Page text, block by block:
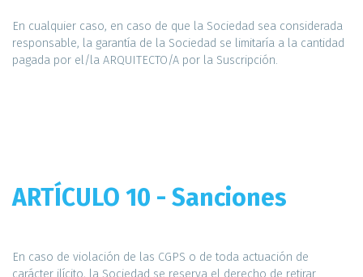
En cualquier caso, en caso de que la Sociedad sea considerada
responsable, la garantía de la Sociedad se limitaría a la cantidad
pagada por el/la ARQUITECTO/A por la Suscripción.
ARTÍCULO 10 - Sanciones
En caso de violación de las CGPS o de toda actuación de
carácter ilícito, la Sociedad se reserva el derecho de retirar